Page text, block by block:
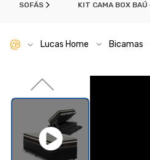
SOFÁS KIT CAMA BOX BAÚ
Lucas Home Bicamas